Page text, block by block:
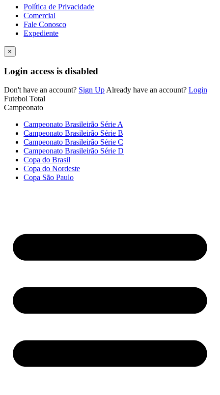
Política de Privacidade
Comercial
Fale Conosco
Expediente
×
Login access is disabled
Don't have an account? Sign UpAlready have an account? Login
Futebol Total
Campeonato
Campeonato Brasileirão Série A
Campeonato Brasileirão Série B
Campeonato Brasileirão Série C
Campeonato Brasileirão Série D
Copa do Brasil
Copa do Nordeste
Copa São Paulo